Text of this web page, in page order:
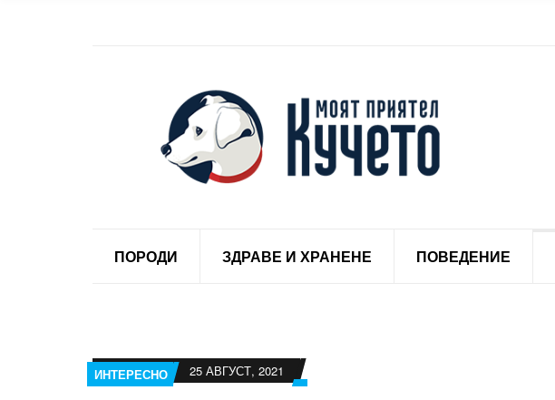
ПОРОДИ ЗДРАВЕ И ХРАНЕНЕ ПОВЕДЕНИЕ
ИНТЕРЕСНО 25 АВГУСТ, 2021